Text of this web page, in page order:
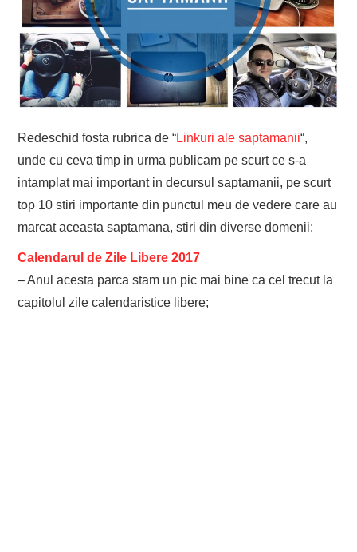
EVENIMENTE
TECH
BICICLETE
Redeschid fosta rubrica de “Linkuri ale saptamanii“,
unde cu ceva timp in urma publicam pe scurt ce s-a
intamplat mai important in decursul saptamanii, pe scurt
top 10 stiri importante din punctul meu de vedere care au
marcat aceasta saptamana, stiri din diverse domenii:
Calendarul de Zile Libere 2017
– Anul acesta parca stam un pic mai bine ca cel trecut la
capitolul zile calendaristice libere;